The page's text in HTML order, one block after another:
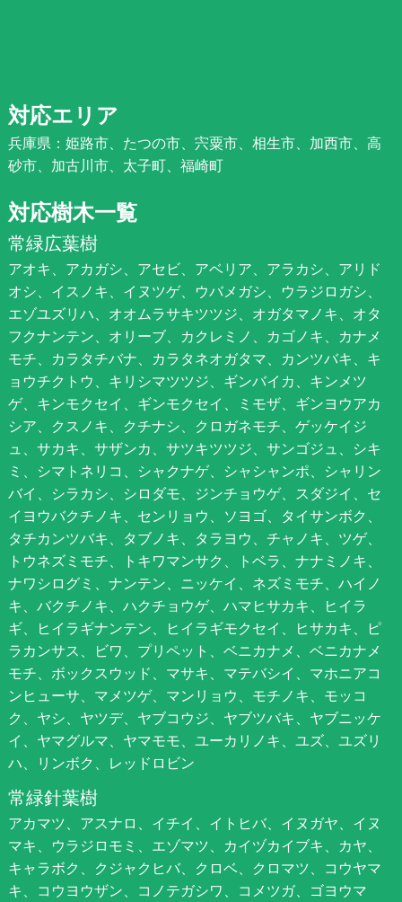
対応エリア
兵庫県：姫路市、たつの市、宍粟市、相生市、加西市、高
砂市、加古川市、太子町、福崎町
対応樹木一覧
常緑広葉樹
アオキ、アカガシ、アセビ、アベリア、アラカシ、アリド
オシ、イスノキ、イヌツゲ、ウバメガシ、ウラジロガシ、
エゾユズリハ、オオムラサキツツジ、オガタマノキ、オタ
フクナンテン、オリーブ、カクレミノ、カゴノキ、カナメ
モチ、カラタチバナ、カラタネオガタマ、カンツバキ、キ
ョウチクトウ、キリシマツツジ、ギンバイカ、キンメツ
ゲ、キンモクセイ、ギンモクセイ、ミモザ、ギンヨウアカ
シア、クスノキ、クチナシ、クロガネモチ、ゲッケイジ
ュ、サカキ、サザンカ、サツキツツジ、サンゴジュ、シキ
ミ、シマトネリコ、シャクナゲ、シャシャンポ、シャリン
バイ、シラカシ、シロダモ、ジンチョウゲ、スダジイ、セ
イヨウバクチノキ、センリョウ、ソヨゴ、タイサンボク、
タチカンツバキ、タブノキ、タラヨウ、チャノキ、ツゲ、
トウネズミモチ、トキワマンサク、トベラ、ナナミノキ、
ナワシログミ、ナンテン、ニッケイ、ネズミモチ、ハイノ
キ、バクチノキ、ハクチョウゲ、ハマヒサカキ、ヒイラ
ギ、ヒイラギナンテン、ヒイラギモクセイ、ヒサカキ、ピ
ラカンサス、ビワ、プリペット、ベニカナメ、ベニカナメ
モチ、ボックスウッド、マサキ、マテバシイ、マホニアコ
ンヒューサ、マメツゲ、マンリョウ、モチノキ、モッコ
ク、ヤシ、ヤツデ、ヤブコウジ、ヤブツバキ、ヤブニッケ
イ、ヤマグルマ、ヤマモモ、ユーカリノキ、ユズ、ユズリ
ハ、リンボク、レッドロビン
常緑針葉樹
アカマツ、アスナロ、イチイ、イトヒバ、イヌガヤ、イヌ
マキ、ウラジロモミ、エゾマツ、カイヅカイブキ、カヤ、
キャラボク、クジャクヒバ、クロベ、クロマツ、コウヤマ
キ、コウヨウザン、コノテガシワ、コメツガ、ゴヨウマ